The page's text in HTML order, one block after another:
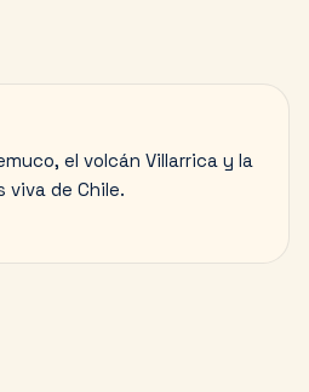
el volcán Villarrica y la
viva de Chile.